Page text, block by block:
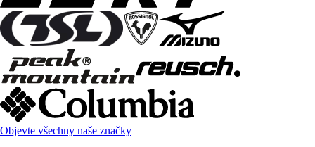
Objevte všechny naše značky